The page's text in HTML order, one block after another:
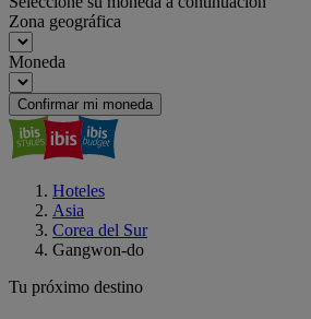
Zona geográfica
Moneda
Confirmar mi moneda
Hoteles
Asia
Corea del Sur
Gangwon-do
Tu próximo destino